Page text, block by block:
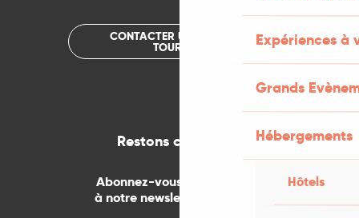
Expériences à
Grands
Hébergements
Hôtels
CONTACTER UN OFFICE DE
TOURISME
Restons connectés
Abonnez-vous gratuitement
à notre newsletter mensuelle